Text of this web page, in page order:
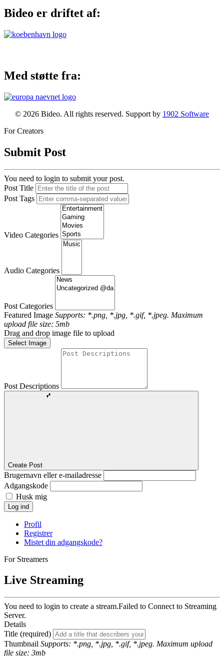
Bideo er driftet af:
Med støtte fra:
© 2026 Bideo. All rights reserved. Support by 1902 Software
For Creators
Submit Post
You need to login to submit your post.
Post Title
Post Tags
Video Categories
Audio Categories
Post Categories
Featured Image Supports: *.png, *.jpg, *.gif, *.jpeg. Maximum
upload file size: 5mb
Drag and drop image file to upload
Select Image
Post Descriptions
Create Post
Brugernavn eller e-mailadresse
Adgangskode
Husk mig
Log ind
Profil
Registrer
Mistet din adgangskode?
For Streamers
Live Streaming
You need to login to create a stream.Failed to Connect to Streaming
Server.
Details
Title (required)
Thumbnail Supports: *.png, *.jpg, *.gif, *.jpeg. Maximum upload
file size: 3mb